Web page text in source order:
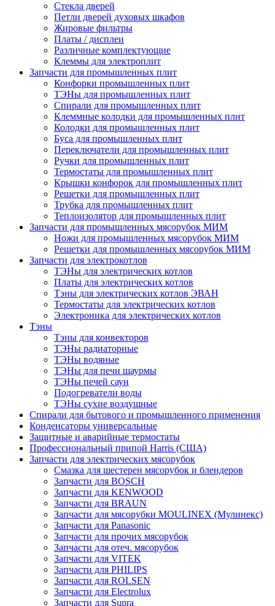
Стекла дверей
Петли дверей духовых шкафов
Жировые фильтры
Платы / дисплеи
Различные комплектующие
Клеммы для электроплит
Запчасти для промышленных плит
Конфорки промышленных плит
ТЭНы для промышленных плит
Спирали для промышленных плит
Клеммные колодки для промышленных плит
Колодки для промышленных плит
Буса для промышленных плит
Переключатели для промышленных плит
Ручки для промышленных плит
Термостаты для промышленных плит
Крышки конфорок для промышленных плит
Решетки для промышленных плит
Трубка для промышленных плит
Теплоизолятор для промышленных плит
Запчасти для промышленных мясорубок МИМ
Ножи для промышленных мясорубок МИМ
Решетки для промышленных мясорубок МИМ
Запчасти для электрокотлов
ТЭНы для электрических котлов
Платы для электрических котлов
Тэны для электрических котлов ЭВАН
Термостаты для электрических котлов
Электроника для электрических котлов
Тэны
Тэны для конвекторов
ТЭНы радиаторные
ТЭНы водяные
ТЭНы для печи шаурмы
ТЭНы печей саун
Подогреватели воды
ТЭНы сухие воздушные
Спирали для бытового и промышленного применения
Конденсаторы универсальные
Защитные и аварийные термостаты
Профессиональный припой Harris (США)
Запчасти для электрических мясорубок
Смазка для шестерен мясорубок и блендеров
Запчасти для BOSCH
Запчасти для KENWOOD
Запчасти для BRAUN
Запчасти для мясорубки MOULINEX (Мулинекс)
Запчасти для Panasonic
Запчасти для прочих мясорубок
Запчасти для отеч. мясорубок
Запчасти для VITEK
Запчасти для PHILIPS
Запчасти для ROLSEN
Запчасти для Electrolux
Запчасти для Supra